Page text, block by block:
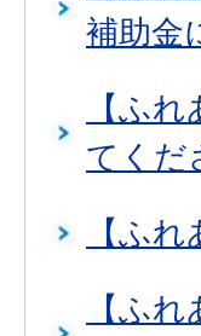
補助金
【ふ
てくだ
【ふ
【ふ